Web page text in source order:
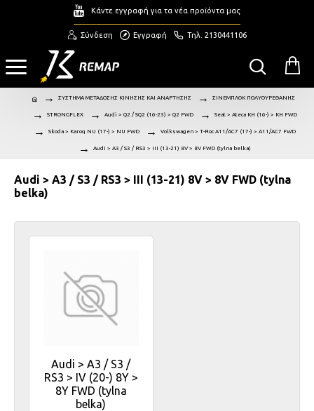
Κάντε εγγραφή για τα νέα προϊόντα μας
Σύνδεση Εγγραφή Τηλ. 2130441106
ΣΥΣΤΗΜΑ ΜΕΤΑΔΟΣΗΣ ΚΙΝΗΣΗΣ ΚΑΙ ΑΝΑΡΤΗΣΗΣ ΣΙΝΕΜΠΛΟΚ ΠΟΛΥΟΥΡΕΘΑΝΗΣ
STRONGFLEX Audi > Q2 / SQ2 (16-23) > Q2 FWD Seat > Ateca KH (16-) > KH FWD
Skoda > Karoq NU (17-) > NU FWD Volkswagen > T-Roc A11/AC7 (17-) > A11/AC7 FWD
Audi > A3 / S3 / RS3 > III (13-21) 8V > 8V FWD (tylna belka)
Audi > A3 / S3 / RS3 > III (13-21) 8V > 8V FWD (tylna
belka)
Audi > A3 / S3 /
RS3 > IV (20-) 8Y >
8Y FWD (tylna
belka)